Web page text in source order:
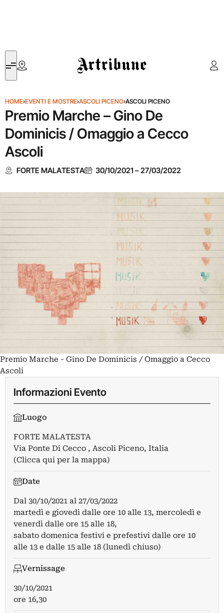
Artribune
HOME›EVENTI E MOSTRE›ASCOLI PICENO›ASCOLI PICENO
Premio Marche – Gino De
Dominicis / Omaggio a Cecco
Ascoli
FORTE MALATESTA 30/10/2021 –27/03/2022
Premio Marche - Gino De Dominicis / Omaggio a Cecco
Ascoli
Informazioni Evento
Luogo
FORTE MALATESTA
Via Ponte Di Cecco , Ascoli Piceno, Italia
(Clicca qui per la mappa)
Date
Dal 30/10/2021 al 27/03/2022
martedì e giovedì dalle ore 10 alle 13, mercoledì e
venerdì dalle ore 15 alle 18,
sabato domenica festivi e prefestivi dalle ore 10
alle 13 e dalle 15 alle 18 (lunedì chiuso)
Vernissage
30/10/2021
ore 16,30